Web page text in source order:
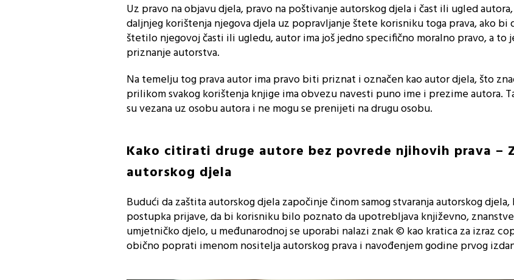
Uz pravo na objavu djela, pravo na poštivanje autorskog djela i čast ili ugled
daljnjeg korištenja njegova djela uz popravljanje štete korisniku toga prava, ako
štetilo njegovoj časti ili ugledu, autor ima još jedno specifično moralno pravo, a to
priznanje autorstva.
Na temelju tog prava autor ima pravo biti priznat i označen kao autor djela, što
prilikom svakog korištenja knjige ima obvezu navesti puno ime i prezime autora.
su vezana uz osobu autora i ne mogu se prenijeti na drugu osobu.
Kako citirati druge autore bez povrede njihovih prava –
autorskog djela
Budući da zaštita autorskog djela započinje činom samog stvaranja autorskog
postupka prijave, da bi korisniku bilo poznato da upotrebljava književno,
umjetničko djelo, u međunarodnoj se uporabi nalazi znak © kao kratica za izraz
obično poprati imenom nositelja autorskog prava i navođenjem godine prvog